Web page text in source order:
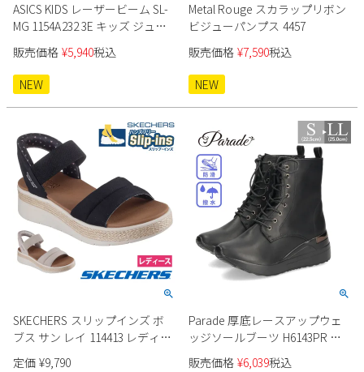
ASICS KIDS レーザービーム SL-
MG 1154A232 3E キッズ ジュニ
ア
販売価格 ¥5,940税込
NEW
Metal Rouge スカラップリボン
ビジューパンプス 4457
販売価格 ¥7,590税込
NEW
SKECHERS スリップインズ ボ
ブス サン レイ 114413 レディー
ス
定価 ¥9,790
Parade 厚底レースアップウェ
ッジソールブーツ H6143PR レ
ディース
販売価格 ¥6,039税込